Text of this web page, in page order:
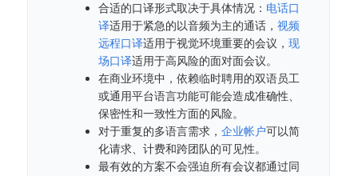
合适的口译形式取决于具体情况： 电话口
译适用于紧急的以音频为主的通话， 视频
远程口译适用于视觉环境重要的会议， 现
场口译适用于高风险的面对面会议。
在商业环境中，依赖临时聘用的双语员工
或通用平台语言功能可能会造成准确性、
保密性和一致性方面的风险。
对于重复的多语言需求， 企业帐户可以简
化请求、计费和跨团队的可见性。
最有效的方案不会强迫所有会议都通过同